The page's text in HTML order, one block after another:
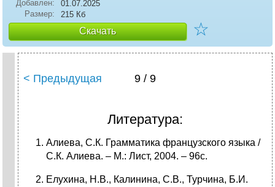
Добавлен:
01.07.2025
Размер:
215 Кб
Скачать ☆
< Предыдущая 9 / 9
Литература:
Алиева, С.К. Грамматика французского языка /
С.К. Алиева. – М.: Лист, 2004. – 96с.
Елухина, Н.В., Калинина, С.В., Турчина, Б.И.